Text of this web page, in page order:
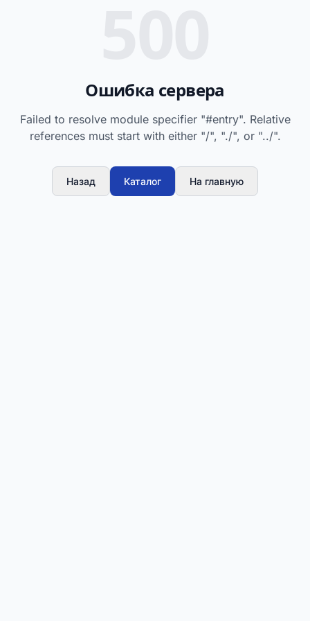
Ошибка сервера
Failed to resolve module specifier "#entry". Relative
references must start with either "/", "./", or "../".
Назад Каталог На главную